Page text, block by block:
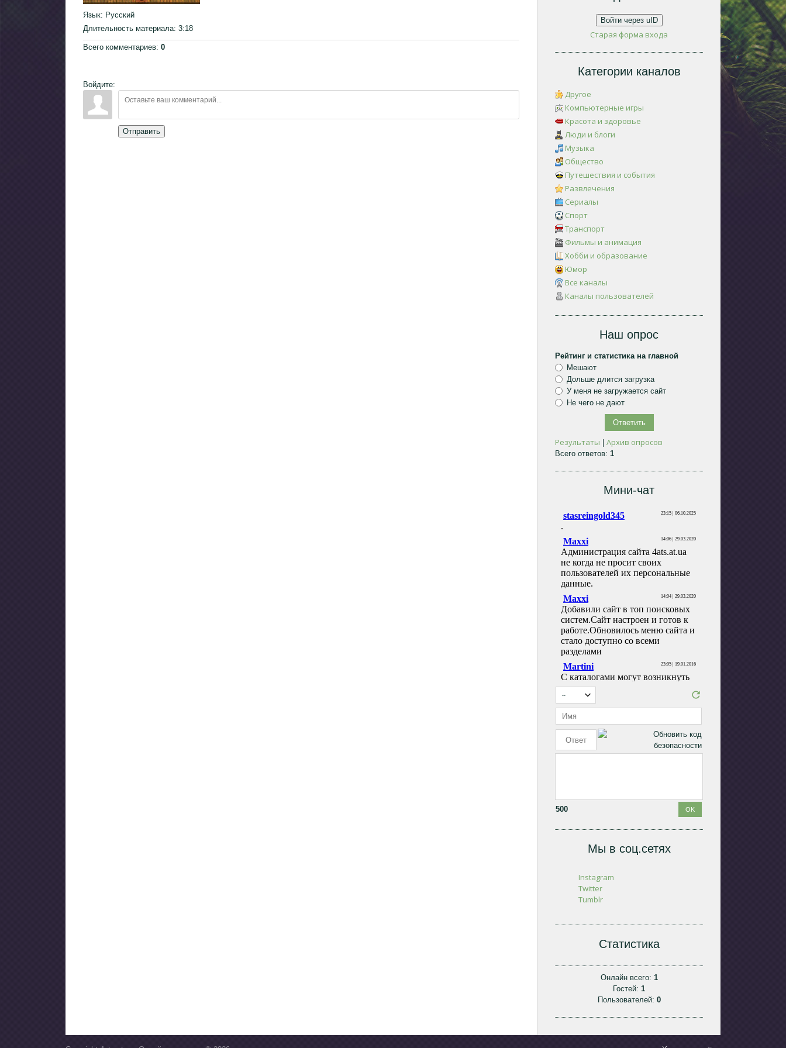
Язык: Русский
Длительность материала: 3:18
Всего комментариев: 0
Войдите:
Отправить
Войти через uID
Старая форма входа
Категории каналов
Другое
Компьютерные игры
Красота и здоровье
Люди и блоги
Музыка
Общество
Путешествия и события
Развлечения
Сериалы
Спорт
Транспорт
Фильмы и анимация
Хобби и образование
Юмор
Все каналы
Каналы пользователей
Наш опрос
Рейтинг и статистика на главной
Мешают
Дольше длится загрузка
У меня не загружается сайт
Не чего не дают
Результаты |Архив опросов
Всего ответов:1
Мини-чат
500
Мы в соц.сетях
Instagram
Twitter
Tumblr
Статистика
Онлайн всего: 1
Гостей:1
Пользователей: 0